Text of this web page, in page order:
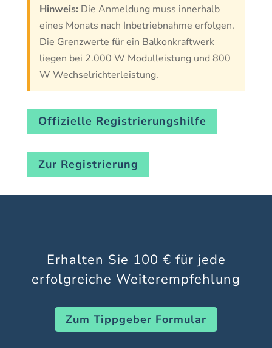
Hinweis: Die Anmeldung muss innerhalb
eines Monats nach Inbetriebnahme erfolgen.
Die Grenzwerte für ein Balkonkraftwerk
liegen bei 2.000 W Modulleistung und 800
W Wechselrichterleistung.
Offizielle Registrierungshilfe
Zur Registrierung
Erhalten Sie 100 € für jede
erfolgreiche Weiterempfehlung
Zum Tippgeber Formular